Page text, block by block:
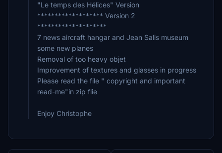
"Le temps des Hélices" Version
******************* Version 2
********************
7 news aircraft hangar and Jean Salis museum
some new planes
Removal of too heavy objet
Improvement of textures and glasses in progress
Please read the file " copyright and important
read-me"in zip flie
Enjoy Christophe